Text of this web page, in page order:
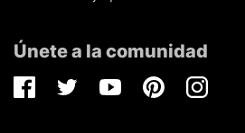
Únete a la comunidad
FacebookTwitterYoutubePinterestInstagram